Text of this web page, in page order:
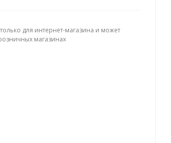
для интернет-магазина и может
магазинах